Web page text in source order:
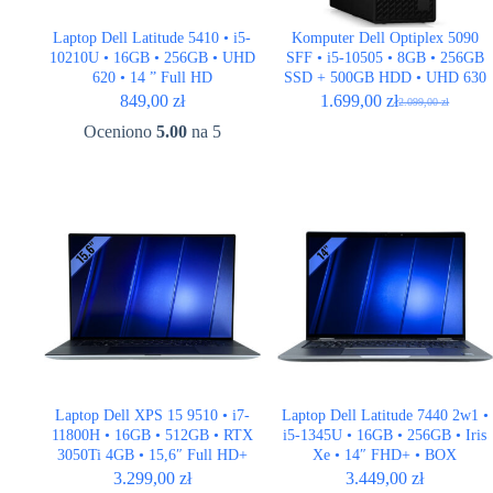
Laptop Dell Latitude 5410 • i5-
10210U • 16GB • 256GB • UHD
620 • 14 ” Full HD
849,00 zł
Oceniono 5.00na 5
Komputer Dell Optiplex 5090
SFF • i5-10505 • 8GB • 256GB
SSD + 500GB HDD • UHD 630
2.099,00zł
Pierwotna
1.699,00zł
Aktualna
Laptop Dell XPS 15 9510 • i7-
11800H • 16GB • 512GB • RTX
3050Ti 4GB • 15,6″ Full HD+
3.299,00 zł
Laptop Dell Latitude 7440 2w1 •
i5-1345U • 16GB • 256GB • Iris
Xe • 14″ FHD+ • BOX
3.449,00zł